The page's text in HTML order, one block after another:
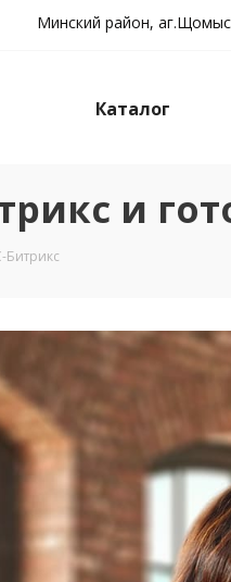
Минский район,
Каталог
и
Битрикс